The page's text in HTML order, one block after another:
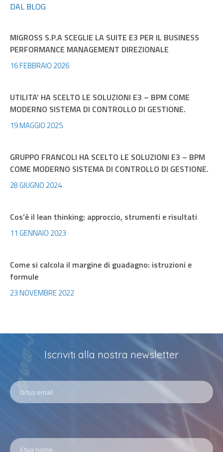
DAL BLOG
MIGROSS S.P.A SCEGLIE LA SUITE E3 PER IL BUSINESS
PERFORMANCE MANAGEMENT DIREZIONALE
16 FEBBRAIO 2026
UTILITA’ HA SCELTO LE SOLUZIONI E3 – BPM COME
MODERNO SISTEMA DI CONTROLLO DI GESTIONE.
19 MAGGIO 2025
GRUPPO FRANCOLI HA SCELTO LE SOLUZIONI E3 – BPM
COME MODERNO SISTEMA DI CONTROLLO DI GESTIONE.
28 GIUGNO 2024
Cos’è il lean thinking: approccio, strumenti e risultati
11 GENNAIO 2023
Come si calcola il margine di guadagno: istruzioni e
formule
23 NOVEMBRE 2022
Iscriviti alla nostra newsletter